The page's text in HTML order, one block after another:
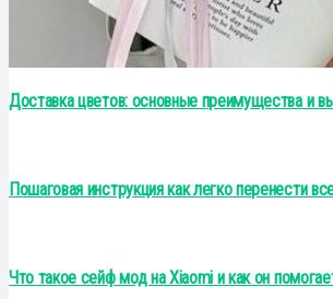
Доставка цветов: основные преимущества и
Пошаговая инструкция как легко перенести
Что такое сейф мод на Xiaomi и как он